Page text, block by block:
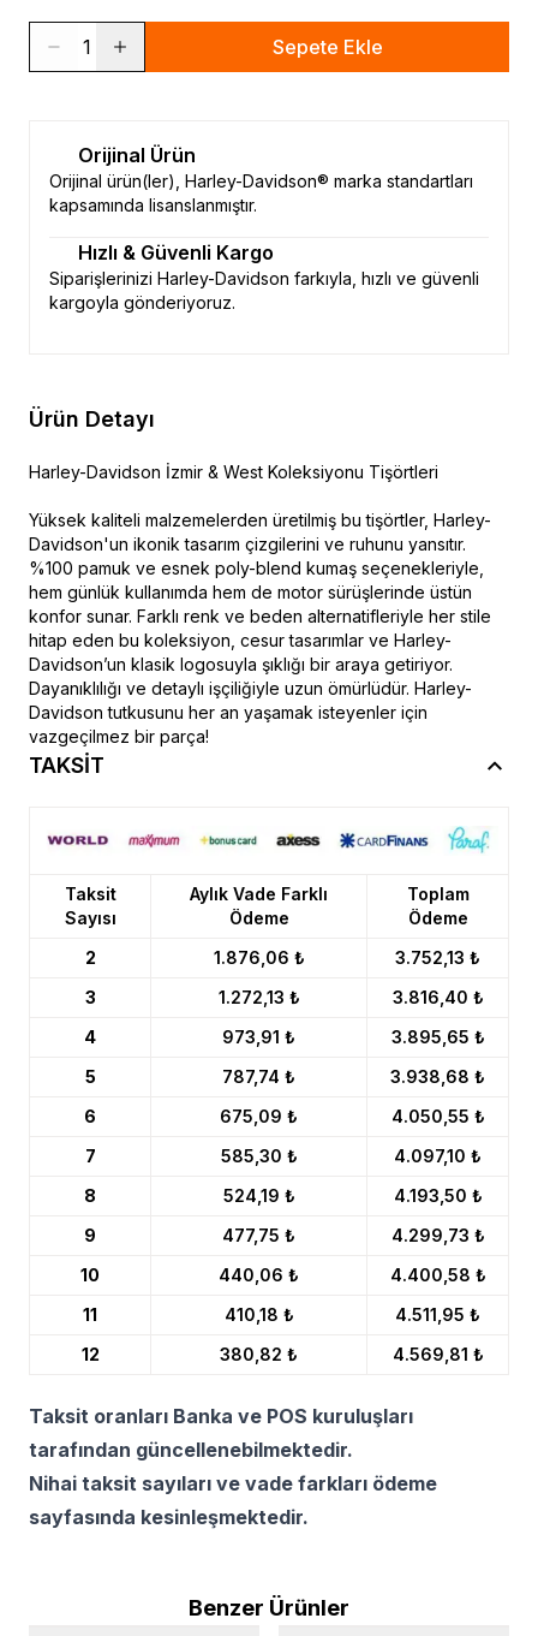
1 Sepete Ekle
Orijinal Ürün
Orijinal ürün(ler), Harley-Davidson® marka standartları
kapsamında lisanslanmıştır.
Hızlı & Güvenli Kargo
Siparişlerinizi Harley-Davidson farkıyla, hızlı ve güvenli
kargoyla gönderiyoruz.
Ürün Detayı
Harley-Davidson İzmir & West Koleksiyonu Tişörtleri
Yüksek kaliteli malzemelerden üretilmiş bu tişörtler, Harley-
Davidson'un ikonik tasarım çizgilerini ve ruhunu yansıtır.
%100 pamuk ve esnek poly-blend kumaş seçenekleriyle,
hem günlük kullanımda hem de motor sürüşlerinde üstün
konfor sunar. Farklı renk ve beden alternatifleriyle her stile
hitap eden bu koleksiyon, cesur tasarımlar ve Harley-
Davidson’un klasik logosuyla şıklığı bir araya getiriyor.
Dayanıklılığı ve detaylı işçiliğiyle uzun ömürlüdür. Harley-
Davidson tutkusunu her an yaşamak isteyenler için
vazgeçilmez bir parça!
TAKSİT
Taksit
Sayısı
Aylık Vade Farklı
Ödeme
Toplam
Ödeme
2
1.876,06 ₺
3.752,13 ₺
3
1.272,13 ₺
3.816,40 ₺
4
973,91 ₺
3.895,65 ₺
5
787,74 ₺
3.938,68 ₺
6
675,09 ₺
4.050,55 ₺
7
585,30 ₺
4.097,10 ₺
8
524,19 ₺
4.193,50 ₺
9
477,75 ₺
4.299,73 ₺
10
440,06 ₺
4.400,58 ₺
11
410,18 ₺
4.511,95 ₺
12
380,82 ₺ 4.569,81 ₺
Taksit oranları Banka ve POS kuruluşları
tarafından güncellenebilmektedir.
Nihai taksit sayıları ve vade farkları ödeme
sayfasında kesinleşmektedir.
Benzer Ürünler